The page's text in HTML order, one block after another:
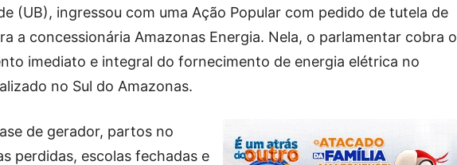
(UB), ingressou com uma Ação Popular com pedido de tutela de
a concessionária Amazonas Energia. Nela, o parlamentar cobra o
imediato e integral do fornecimento de energia elétrica no
no Sul do Amazonas.
de gerador, partos no
perdidas, escolas fechadas e